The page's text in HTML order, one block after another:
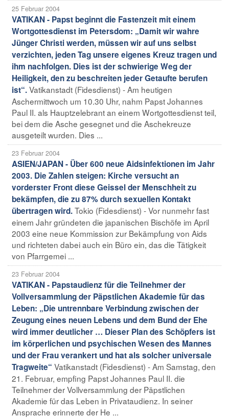
25 Februar 2004
VATIKAN - Papst beginnt die Fastenzeit mit einem
Wortgottesdienst im Petersdom: „Damit wir wahre
Jünger Christi werden, müssen wir auf uns selbst
verzichten, jeden Tag unsere eigenes Kreuz tragen und
ihm nachfolgen. Dies ist der schwierige Weg der
Heiligkeit, den zu beschreiten jeder Getaufte berufen
ist“.Vatikanstadt (Fidesdienst) - Am heutigen
Aschermittwoch um 10.30 Uhr, nahm Papst Johannes
Paul II. als Hauptzelebrant an einem Wortgottesdienst teil,
bei dem die Asche gesegnet und die Aschekreuze
ausgeteilt wurden. Dies ...
23 Februar 2004
ASIEN/JAPAN - Über 600 neue Aidsinfektionen im Jahr
2003. Die Zahlen steigen: Kirche versucht an
vorderster Front diese Geissel der Menschheit zu
bekämpfen, die zu 87% durch sexuellen Kontakt
übertragen wird.Tokio (Fidesdienst) - Vor nunmehr fast
einem Jahr gründeten die japanischen Bischöfe im April
2003 eine neue Kommission zur Bekämpfung von Aids
und richteten dabei auch ein Büro ein, das die Tätigkeit
von Pfarrgemei ...
23 Februar 2004
VATIKAN - Papstaudienz für die Teilnehmer der
Vollversammlung der Päpstlichen Akademie für das
Leben: „Die untrennbare Verbindung zwischen der
Zeugung eines neuen Lebens und dem Bund der Ehe
wird immer deutlicher … Dieser Plan des Schöpfers ist
im körperlichen und psychischen Wesen des Mannes
und der Frau verankert und hat als solcher universale
Tragweite“ Vatikanstadt (Fidesdienst) - Am Samstag, den
21. Februar, empfing Papst Johannes Paul II. die
Teilnehmer der Vollversammlung der Päpstlichen
Akademie für das Leben in Privataudienz. In seiner
Ansprache erinnerte der He ...